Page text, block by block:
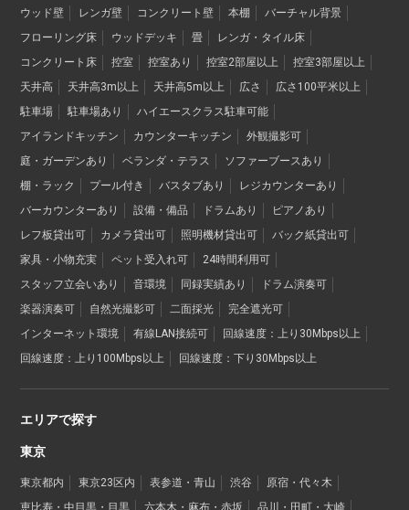
ウッド壁
レンガ壁 コンクリート壁 本棚
バーチャル背景
フローリング床
ウッドデッキ 畳
レンガ・タイル床
コンクリート床
控室 控室あり 控室2部屋以上
控室3部屋以上
天井高
天井高3m以上 天井高5m以上 広さ
広さ100平米以上
駐車場
駐車場あり
ハイエースクラス駐車可能
アイランドキッチン
カウンターキッチン
外観撮影可
庭・ガーデンあり
ベランダ・テラス
ソファーブースあり
棚・ラック
プール付き バスタブあり
レジカウンターあり
バーカウンターあり
設備・備品 ドラムあり
ピアノあり
レフ板貸出可
カメラ貸出可 照明機材貸出可
バック紙貸出可
家具・小物充実
ペット受入れ可
24時間利用可
スタッフ立会いあり
音環境 同録実績あり
ドラム演奏可
楽器演奏可
自然光撮影可 二面採光
完全遮光可
インターネット環境
有線LAN接続可
回線速度：上り30Mbps以上
回線速度：上り100Mbps以上
回線速度：下り30Mbps以上
エリアで探す
東京
東京都内 東京23区内 表参道・青山 渋谷
原宿・代々木
恵比寿・中目黒・目黒
六本木・麻布・赤坂
品川・田町・大崎